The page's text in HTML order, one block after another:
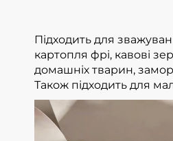
Підходить для
картопля фрі, кавові
домашніх тварин,
Також підходить для